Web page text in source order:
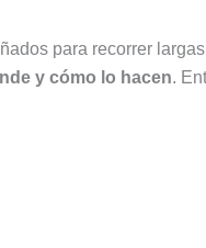
para recorrer
y cómo lo hacen.